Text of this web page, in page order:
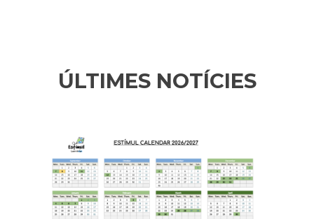
ÚLTIMES NOTÍCIES